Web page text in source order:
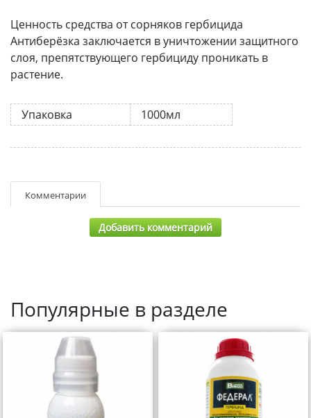
Ценность средства от сорняков гербицида
Антиберёзка заключается в уничтожении защитного
слоя, препятствующего гербициду проникать в
растение.
Упаковка 1000мл
Комментарии
Добавить комментарий
Популярные в разделе